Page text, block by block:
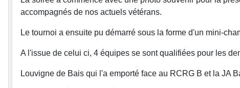
accompagnés de nos actuels vétérans.
Le tournoi a ensuite pu démarré sous la forme d'un mini-
A l'issue de celui ci, 4 équipes se sont qualifiées pour les
Louvigne de Bais qui l'a emporté face au RCRG B et la JA